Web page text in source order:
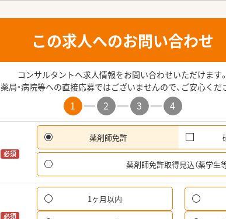
この求人へのお問い合わせ
コンサルタントへ求人情報をお問い合わせいただけます。
薬局・病院等への直接応募ではございませんので、ご安心くだ
1 2 3 4
必須
薬剤師免許
薬剤師免許取得見込（薬学生等
必須
1ヶ月以内